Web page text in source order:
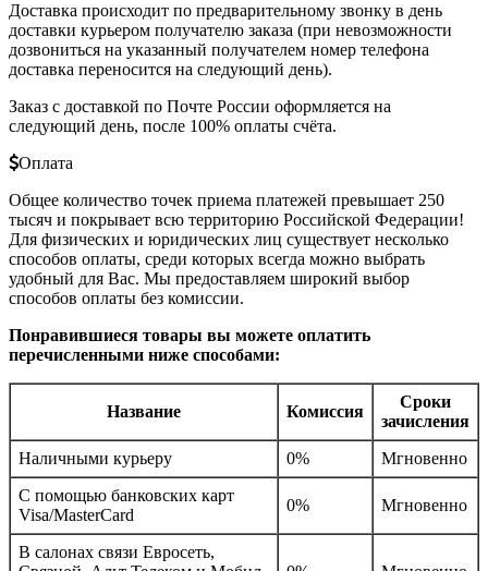
Доставка происходит по предварительному звонку в день
доставки курьером получателю заказа (при невозможности
дозвониться на указанный получателем номер телефона
доставка переносится на следующий день).
Заказ с доставкой по Почте России оформляется на
следующий день, после 100% оплаты счёта.
Оплата
Общее количество точек приема платежей превышает 250
тысяч и покрывает всю территорию Российской Федерации!
Для физических и юридических лиц существует несколько
способов оплаты, среди которых всегда можно выбрать
удобный для Вас. Мы предоставляем широкий выбор
способов оплаты без комиссии.
Понравившиеся товары вы можете оплатить
перечисленными ниже способами:
Название Комиссия
Сроки
зачисления
Наличными курьеру
0%
Мгновенно
С помощью банковских карт
Visa/MasterCard
0% Мгновенно
В салонах связи Евросеть,